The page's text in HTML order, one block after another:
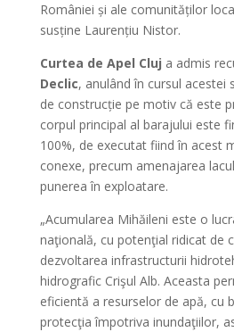
României și ale comunităților
susține Laurențiu Nistor.
Curtea de Apel Cluj a admis
Declic, anulând în cursul acestei
de construcție pe motiv că este
corpul principal al barajului este
100%, de executat fiind în acest
conexe, precum amenajarea
punerea în exploatare.
„Acumularea Mihăileni este o
naţională, cu potenţial ridicat de
dezvoltarea infrastructurii
hidrografic Crişul Alb. Aceasta
eficientă a resurselor de apă, cu
protecţia împotriva inundaţiilor,